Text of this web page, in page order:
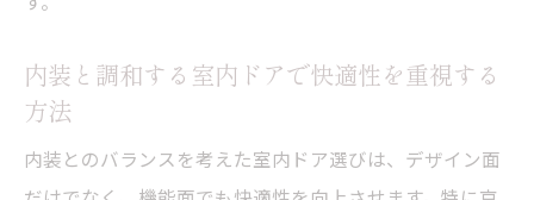
内装と調和する室内ドアで快適性を重視する
方法
内装とのバランスを考えた室内ドア選びは、デザイン面